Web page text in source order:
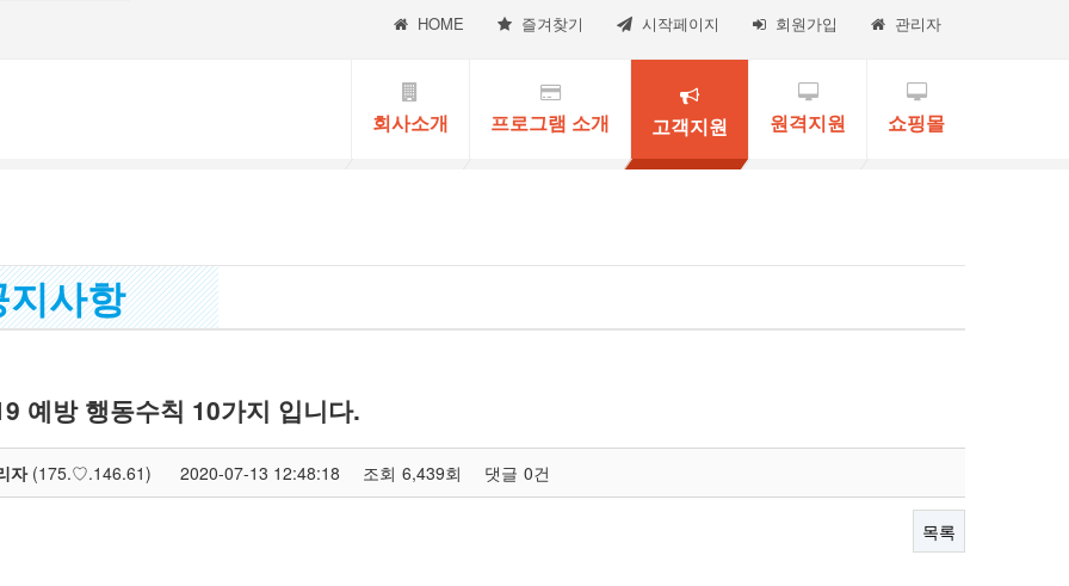
HOME 즐겨찾기 시작페이지 회원가입 관리자
회사소개 프로그램 소개 고객지원 원격지원 쇼핑몰
사항
예방 행동수칙 10가지 입니다.
자(175.♡.146.61) 2020-07-13 12:48:18 조회 6,439회 댓글 0건
목록